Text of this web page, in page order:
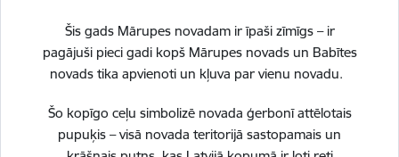
Šis gads Mārupes novadam ir īpaši zīmīgs – ir
pagājuši pieci gadi kopš Mārupes novads un Babītes
novads tika apvienoti un kļuva par vienu novadu.
Šo kopīgo ceļu simbolizē novada ģerbonī attēlotais
pupuķis – visā novada teritorijā sastopamais un